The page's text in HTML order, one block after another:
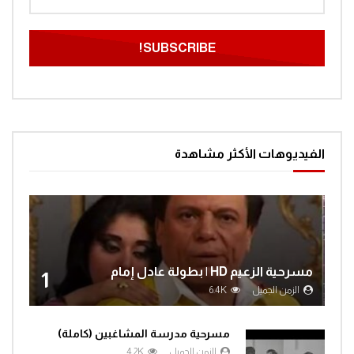
مغامرات الفضاء جرندايزر الحلقة 61
1.4K
0
مغامرات الفضاء جرندايزر الحلقة 62
1.4K
مغامرات الفضاء جرندايزر الحلقة 63
1.4K
مغامرات الفضاء جرندايزر الحلقة 64
1.4K
0
الفيديوهات الأكثر مشاهدة
1 مسرحية الزعيم HD | بطولة عادل إمام
الزمن الجميل 6.4K
مسرحية مدرسة المشاغبين (كاملة)
الزمن الجميل 4.2K